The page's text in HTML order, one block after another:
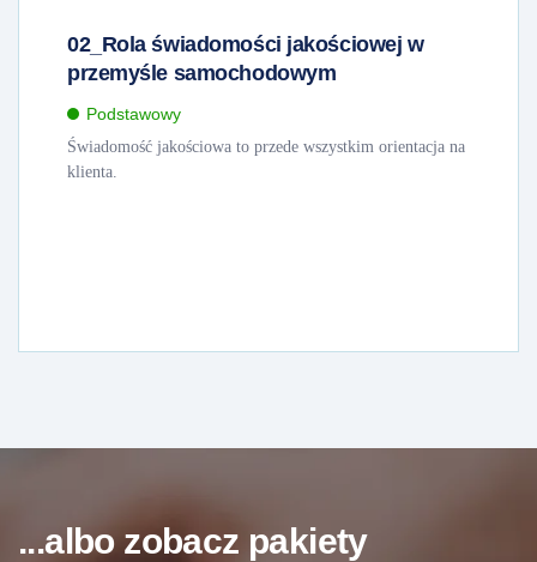
02_Rola świadomości jakościowej w
przemyśle samochodowym
Podstawowy
Świadomość jakościowa to przede wszystkim orientacja na
klienta.
...albo zobacz pakiety